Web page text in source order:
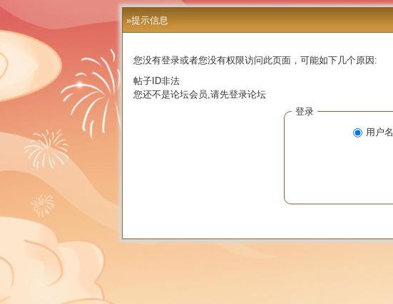
»提示信息
您没有登录或者您没有权限访问此页面，可能如下几个原因:
帖子ID非法
您还不是论坛会员,请先登录论坛
登录
用户名